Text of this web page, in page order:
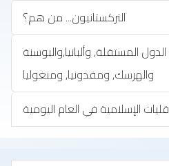
التركستانيون... من هم؟
المستقلة, وألبانيا,والبوسنة
والهرسك, ومقدونيا, ومنغوليا
الإسلامية في العام اليومية